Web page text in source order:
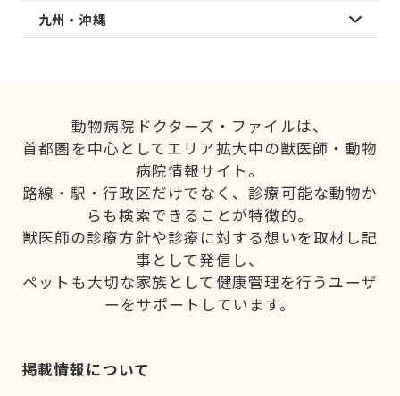
九州・沖縄
動物病院ドクターズ・ファイルは、
首都圏を中心としてエリア拡大中の獣医師・動物
病院情報サイト。
路線・駅・行政区だけでなく、診療可能な動物か
らも検索できることが特徴的。
獣医師の診療方針や診療に対する想いを取材し記
事として発信し、
ペットも大切な家族として健康管理を行うユーザ
ーをサポートしています。
掲載情報について